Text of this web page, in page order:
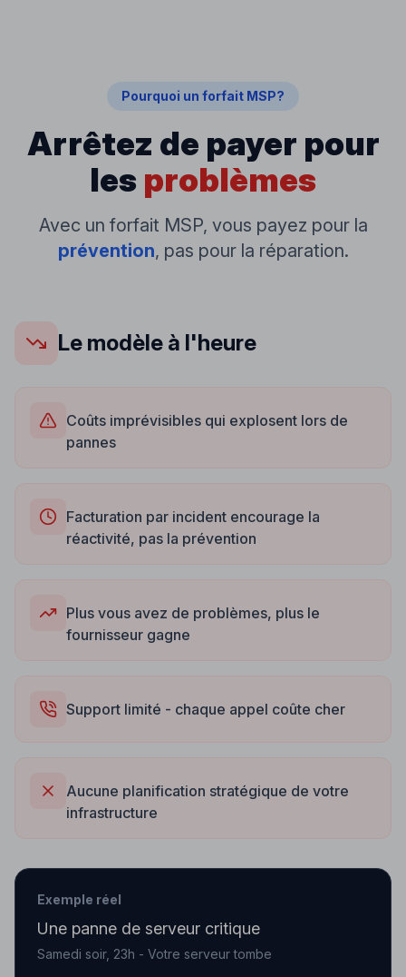
Pourquoi un forfait MSP?
Arrêtez de payer pour
les problèmes
Avec un forfait MSP, vous payez pour la
prévention, pas pour la réparation.
Le modèle à l'heure
Coûts imprévisibles qui explosent lors de
pannes
Facturation par incident encourage la
réactivité, pas la prévention
Plus vous avez de problèmes, plus le
fournisseur gagne
Support limité - chaque appel coûte cher
Aucune planification stratégique de votre
infrastructure
Exemple réel
Une panne de serveur critique
Samedi soir, 23h - Votre serveur tombe